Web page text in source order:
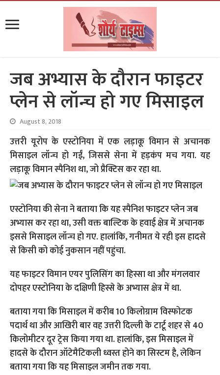
जब अभ्यास के दौरान फाइटर
प्लेन से लॉन्च हो गए मिसाइल
August 8, 2018
उत्तरी यूरोप के एस्टोनिया में एक लड़ाकू विमान से अचानक
मिसाइल लॉन्च हो गईं, जिससे सेना में हड़कंप मच गया. यह
लड़ाकू विमान स्पैनिश था, जो प्रैक्टिस कर रहा था.
एस्टोनिया की सेना ने बताया कि यह स्पैनिश फाइटर प्लेन जब
अभ्यास कर रहा था, उसी वक्त बाल्टिक के हवाई क्षेत्र में अचानक
इससे मिसाइल लॉन्च हो गए. हालांकि, गनीमत ये रही इस हादसे
से किसी को कोई नुकसान नहीं पहुंचा.
यह फाइटर विमान एयर पुलिसिंग का हिस्सा था और मंगलवार
दोपहर एस्टोनिया के दक्षिणी हिस्से के अभ्यास क्षेत्र में था.
बताया गया कि मिसाइल में करीब 10 किलोग्राम विस्फोटक
पदार्थ था और आखिरी बार वह उत्तरी दिल्ली के टार्टू शहर से 40
किलोमीटर दूर ट्रेस किया गया था. हालांकि, इस मिसाइल में
हादसे के दौरान ऑटेमैटिकली ध्वस्त होने का सिस्टम है, लेकिन
बताया गया कि यह मिसाइल जमीन तक गया.